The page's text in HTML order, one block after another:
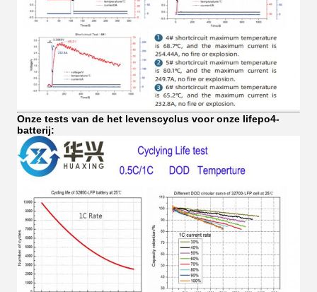
Onze tests van de het levenscyclus voor onze lifepo4-
batterij: